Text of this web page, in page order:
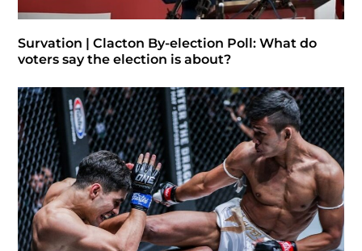
Survation | Clacton By-election Poll: What do
voters say the election is about?